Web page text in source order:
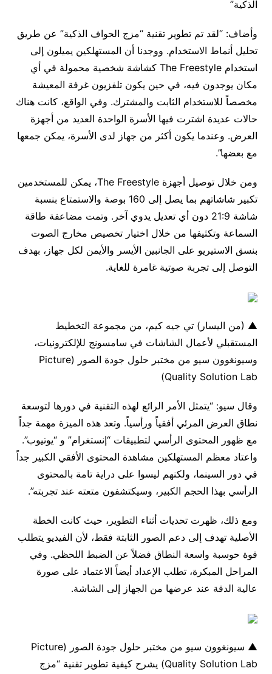
الذكية”
وأضاف: “لقد تم تطوير تقنية “مزج الحواف الذكية” عن طريق
تحليل أنماط الاستخدام. ووجدنا أن المستهلكين يميلون إلى
استخدام The Freestyle كشاشة شخصية محمولة في أي
مكان يوجدون فيه، في حين يكون تلفزيون غرفة المعيشة
مخصصاً للاستخدام الثابت والمشترك. وفي الواقع، كانت هناك
حالات عديدة اشترت فيها الأسرة الواحدة العديد من أجهزة
العرض. وعندما يكون أكثر من جهاز لدى الأسرة، يمكن جمعها
مع بعضها”.
ومن خلال توصيل أجهزة The Freestyle، يمكن للمستخدمين
تكبير شاشاتهم بما يصل إلى 160 بوصة والاستمتاع بنسبة
شاشة 21:9 دون أي تعديل يدوي آخر. وتمت مضاعفة طاقة
السماعة وتكثيفها من خلال اختيار تخصيص مخارج الصوت
بنسق الاستيريو على الجانبين الأيسر والأيمن لكل جهاز، بهدف
التوصل إلى تجربة صوتية غامرة للغاية.
▲ (من اليسار) تي جيه كيم، من مجموعة التخطيط
المستقبلي لأعمال الشاشات في سامسونج للإلكترونيات،
وسيونغوون سيو من مختبر حلول جودة الصور (Picture
Quality Solution Lab)
وقال سيو: “يتمثل الأمر الرائع لهذه التقنية في دورها لتوسعة
نطاق العرض المرئي أفقياً ورأسياً. وتعد هذه الميزة مهمة جداً
مع ظهور المحتوى الرأسي لتطبيقات “إنستغرام” و “يوتيوب”.
واعتاد معظم المستهلكين مشاهدة المحتوى الأفقي الكبير جداً
في دور السينما، ولكنهم ليسوا على دراية تامة بالمحتوى
الرأسي بهذا الحجم الكبير، وسيكتشفون متعته عند تجربته”.
ومع ذلك، ظهرت تحديات أثناء التطوير، حيث كانت الخطة
الأصلية تهدف إلى دعم الصور الثابتة فقط، لأن الفيديو يتطلب
قوة حوسبة واسعة النطاق فضلاً عن الضبط اللحظي. وفي
المراحل المبكرة، تطلب الإعداد أيضاً الاعتماد على صورة
عالية الدقة عند عرضها من الجهاز إلى الشاشة.
▲ سيونغوون سيو من مختبر حلول جودة الصور (Picture
Quality Solution Lab) يشرح كيفية تطوير تقنية “مزج